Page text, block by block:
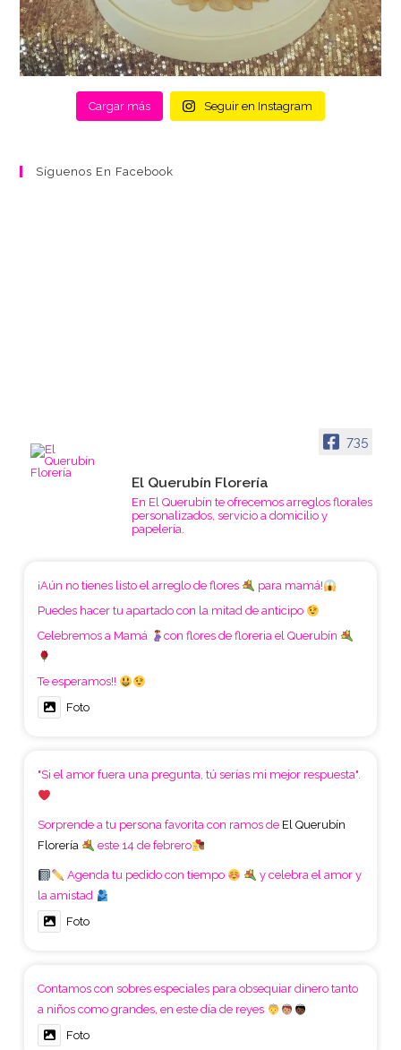
Cargar más Seguir en Instagram
Síguenos En Facebook
735
El Querubín Florería
En El Querubín te ofrecemos arreglos florales
personalizados, servicio a domicilio y
papelería.
¡Aún no tienes listo el arreglo de flores
para mamá!
Puedes hacer tu apartado con la mitad de anticipo
Celebremos a Mamá
con flores de floreria el Querubín
Te esperamos!!
Foto
"Si el amor fuera una pregunta, tú serías mi mejor respuesta".
Sorprende a tu persona favorita con ramos de El Querubín
Florería
este 14 de febrero
Agenda tu pedido con tiempo
y celebra el amor y
la amistad
Foto
Contamos con sobres especiales para obsequiar dinero tanto
a niños como grandes, en este día de reyes
Foto